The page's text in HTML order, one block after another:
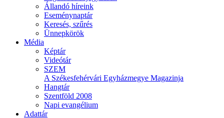
Állandó híreink
Eseménynaptár
Keresés, szűrés
Ünnepkörök
Média
Képtár
Videótár
SZEM
A Székesfehérvári Egyházmegye Magazinja
Hangtár
Szentföld 2008
Napi evangélium
Adattár